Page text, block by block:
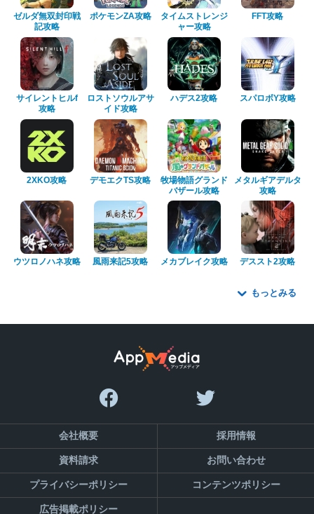
ゼルダ無双封印戦
記攻略
ポケモンZA攻略
タイムストレンジ
ャー攻略
FFT攻略
サイレントヒルf
攻略
ロストソウルアサ
イド攻略
ハデス2攻略 スパロボY攻略
2XKO攻略 デモエクTS攻略
牧場物語グランド
バザール攻略
メタルギアデルタ
攻略
ウツロノハネ攻略 風雨来記5攻略 メカブレイク攻略 デススト2攻略
もっとみる
会社概要 採用情報
資料請求 お問い合わせ
プライバシーポリシー コンテンツポリシー
広告掲載ポリシー